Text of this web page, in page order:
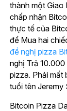
thành một Giao
chấp nhận
thực tế của
để Mua hai
đề nghị pizza
nghị Trả
pizza. Phải mất
tuổi tên Jeremy
Bitcoin Pizza